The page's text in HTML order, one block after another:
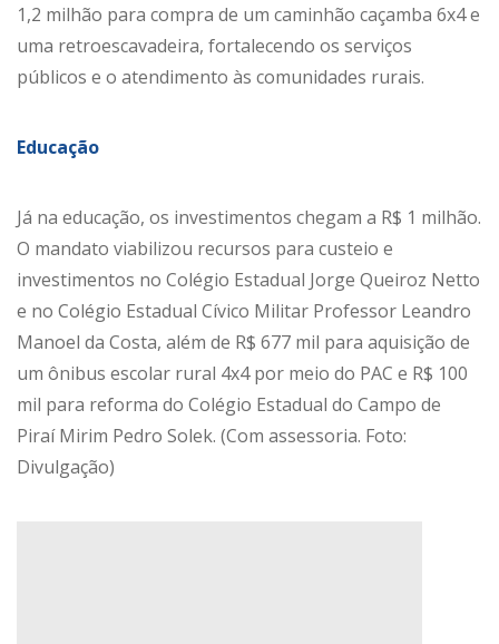
1,2 milhão para compra de um caminhão caçamba 6x4 e
uma retroescavadeira, fortalecendo os serviços
públicos e o atendimento às comunidades rurais.
Educação
Já na educação, os investimentos chegam a R$ 1 milhão.
O mandato viabilizou recursos para custeio e
investimentos no Colégio Estadual Jorge Queiroz Netto
e no Colégio Estadual Cívico Militar Professor Leandro
Manoel da Costa, além de R$ 677 mil para aquisição de
um ônibus escolar rural 4x4 por meio do PAC e R$ 100
mil para reforma do Colégio Estadual do Campo de
Piraí Mirim Pedro Solek. (Com assessoria. Foto:
Divulgação)